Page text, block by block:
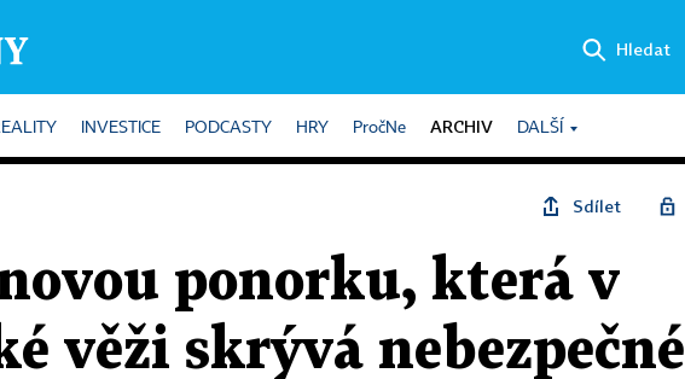
Hledat
INVESTICE PODCASTY HRY PročNe ARCHIV DALŠÍ
Sdílet
ponorku, která v
věži skrývá nebezpečné